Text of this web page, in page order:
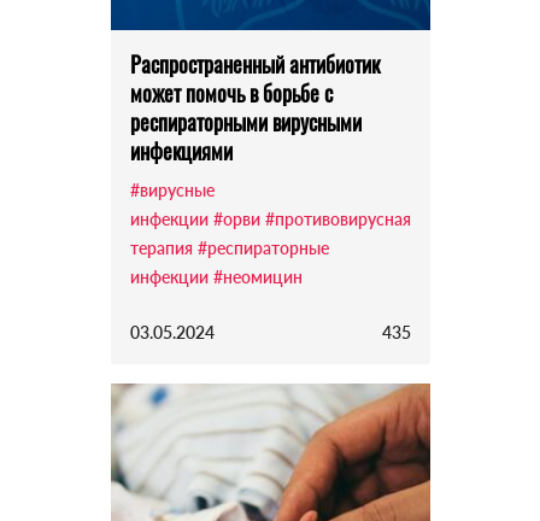
Распространенный антибиотик
может помочь в борьбе с
респираторными вирусными
инфекциями
#вирусные
инфекции #орви #противовирусная
терапия #респираторные
инфекции #неомицин
03.05.2024 435